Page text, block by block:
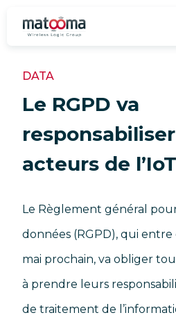
DATA
Le RGPD va
acteurs de l’IoT
Le Règlement général
données (RGPD), qui
mai prochain, va obliger
à prendre leurs
de traitement de